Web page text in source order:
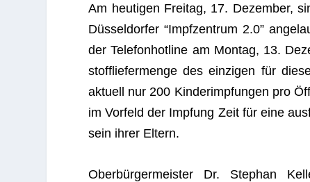
Am heu­ti­gen Frei­tag, 17. Dezem­ber,
Düs­sel­dor­fer “Impf­zen­trum 2.0”
der Tele­fon­hot­line am Mon­tag, 13.
stoff­lie­fer­menge des ein­zi­gen für
aktu­ell nur 200 Kin­der­imp­fun­gen pro
im Vor­feld der Imp­fung Zeit für eine
sein ihrer Eltern.
Ober­bür­ger­meis­ter Dr. Ste­phan